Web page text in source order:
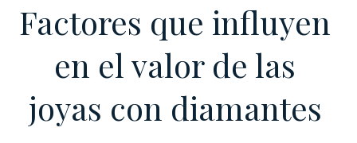
Factores que influyen
en el valor de las
joyas con diamantes